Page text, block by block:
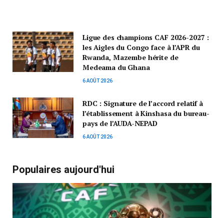
Ligue des champions CAF 2026-2027 :
les Aigles du Congo face à l’APR du
Rwanda, Mazembe hérite de
Medeama du Ghana
6 AOÛT 2026
RDC : Signature de l’accord relatif à
l’établissement à Kinshasa du bureau-
pays de l’AUDA-NEPAD
6 AOÛT 2026
Populaires aujourd'hui